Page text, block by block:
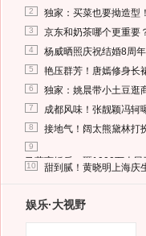
2 独家：买菜也要拗造型
3 京东和奶茶哪个更重要
4 杨威晒照庆祝结婚8周
5 艳压群芳！唐嫣修身长
6 独家：姚晨带小土豆逛
7 成都风味！张靓颖冯轲
8 接地气！阔太熊黛林打
9
马蓉离婚后，砸1000万人民
10 甜到腻！黄晓明上海庆
娱乐·大视野